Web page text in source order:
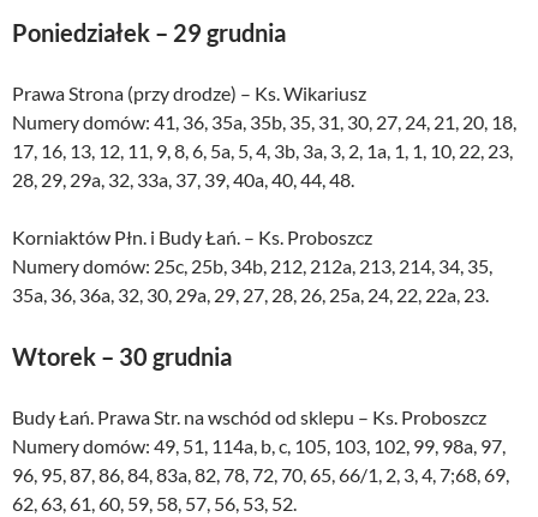
Poniedziałek – 29 grudnia
Prawa Strona (przy drodze) – Ks. Wikariusz
Numery domów: 41, 36, 35a, 35b, 35, 31, 30, 27, 24, 21, 20, 18,
17, 16, 13, 12, 11, 9, 8, 6, 5a, 5, 4, 3b, 3a, 3, 2, 1a, 1, 1, 10, 22, 23,
28, 29, 29a, 32, 33a, 37, 39, 40a, 40, 44, 48.
Korniaktów Płn. i Budy Łań. – Ks. Proboszcz
Numery domów: 25c, 25b, 34b, 212, 212a, 213, 214, 34, 35,
35a, 36, 36a, 32, 30, 29a, 29, 27, 28, 26, 25a, 24, 22, 22a, 23.
Wtorek – 30 grudnia
Budy Łań. Prawa Str. na wschód od sklepu – Ks. Proboszcz
Numery domów: 49, 51, 114a, b, c, 105, 103, 102, 99, 98a, 97,
96, 95, 87, 86, 84, 83a, 82, 78, 72, 70, 65, 66/1, 2, 3, 4, 7;68, 69,
62, 63, 61, 60, 59, 58, 57, 56, 53, 52.